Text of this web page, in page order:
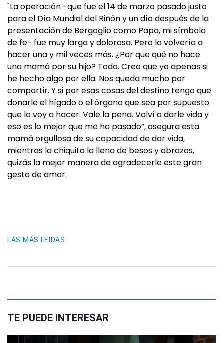
"La operación -que fue el 14 de marzo pasado justo
para el Día Mundial del Riñón y un día después de la
presentación de Bergoglio como Papa, mi símbolo
de fe- fue muy larga y dolorosa. Pero lo volvería a
hacer una y mil veces más. ¿Por que qué no hace
una mamá por su hijo? Todo. Creo que yo apenas si
he hecho algo por ella. Nos queda mucho por
compartir. Y si por esas cosas del destino tengo que
donarle el hígado o el órgano que sea por supuesto
que lo voy a hacer. Vale la pena. Volví a darle vida y
eso es lo mejor que me ha pasado”, asegura esta
mamá orgullosa de su capacidad de dar vida,
mientras la chiquita la llena de besos y abrazos,
quizás la mejor manera de agradecerle este gran
gesto de amor.
LAS MÁS LEIDAS
TE PUEDE INTERESAR